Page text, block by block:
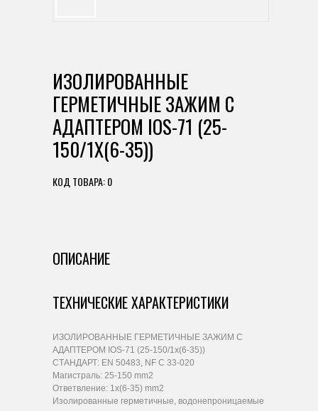
ИЗОЛИРОВАННЫЕ
ГЕРМЕТИЧНЫЕ ЗАЖИМ С
АДАПТЕРОМ IOS-71 (25-
150/1X(6-35))
КОД ТОВАРА: 0
ОПИСАНИЕ
ТЕХНИЧЕСКИЕ ХАРАКТЕРИСТИКИ
ИЗОЛИРОВАННЫЕ ГЕРМЕТИЧНЫЕ ЗАЖИМ С
АДАПТЕРОМ IOS-71 (25-150/1x(6-35))
СТАНДАРТ: EN 50483, NF C 33-020
Магистраль: 25-150 mm2
Ответвление: 1x(6-35) mm2
Изолированные герметичные, водонепроницаемые